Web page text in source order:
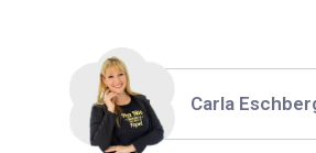
Carla